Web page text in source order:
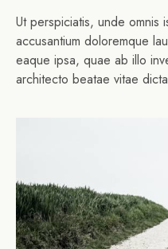
Ut perspiciatis, unde omnis
accusantium doloremque
eaque ipsa, quae ab illo
architecto beatae vitae